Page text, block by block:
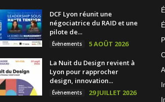
DCF Lyon réunit une
négociatrice du RAID et une
pilote de...
Évènements 5 AOÛT 2026
La Nuit du Design revient à
Lyon pour rapprocher
design, innovation...
Évènements 29 JUILLET 2026